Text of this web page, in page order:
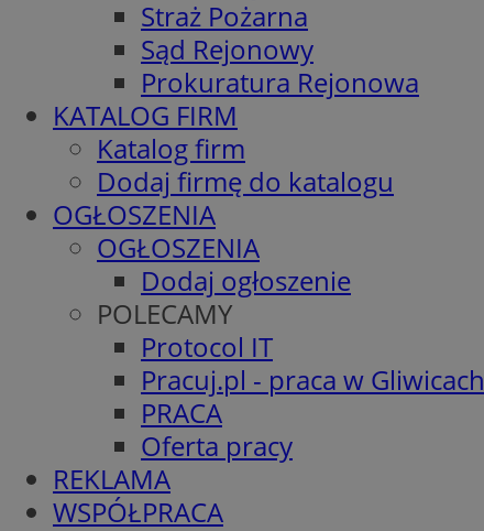
Straż Pożarna
Sąd Rejonowy
Prokuratura Rejonowa
KATALOG FIRM
Katalog firm
Dodaj firmę do katalogu
OGŁOSZENIA
OGŁOSZENIA
Dodaj ogłoszenie
POLECAMY
Protocol IT
Pracuj.pl - praca w Gliwicach
PRACA
Oferta pracy
REKLAMA
WSPÓŁPRACA